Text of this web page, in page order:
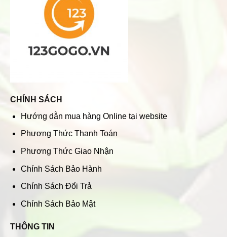
CHÍNH SÁCH
Hướng dẫn mua hàng Online tại website
Phương Thức Thanh Toán
Phương Thức Giao Nhận
Chính Sách Bảo Hành
Chính Sách Đổi Trả
Chính Sách Bảo Mật
THÔNG TIN